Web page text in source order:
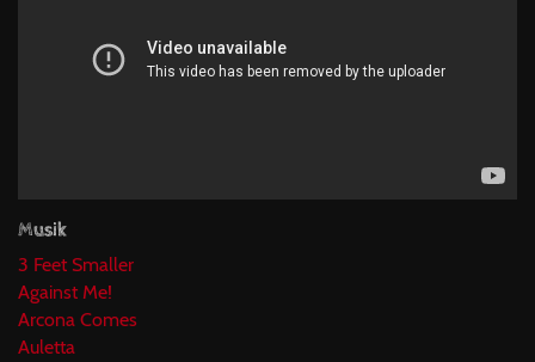
Musik
3 Feet Smaller
Against Me!
Arcona Comes
Auletta